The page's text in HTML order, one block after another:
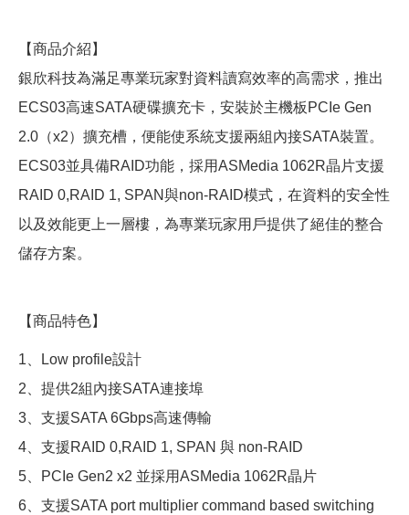
【商品介紹】
銀欣科技為滿足專業玩家對資料讀寫效率的高需求，推出
ECS03高速SATA硬碟擴充卡，安裝於主機板PCIe Gen
2.0（x2）擴充槽，便能使系統支援兩組內接SATA裝置。
ECS03並具備RAID功能，採用ASMedia 1062R晶片支援
RAID 0,RAID 1, SPAN與non-RAID模式，在資料的安全性
以及效能更上一層樓，為專業玩家用戶提供了絕佳的整合
儲存方案。
【商品特色】
1、Low profile設計
2、提供2組內接SATA連接埠
3、支援SATA 6Gbps高速傳輸
4、支援RAID 0,RAID 1, SPAN 與 non-RAID
5、PCIe Gen2 x2 並採用ASMedia 1062R晶片
6、支援SATA port multiplier command based switching